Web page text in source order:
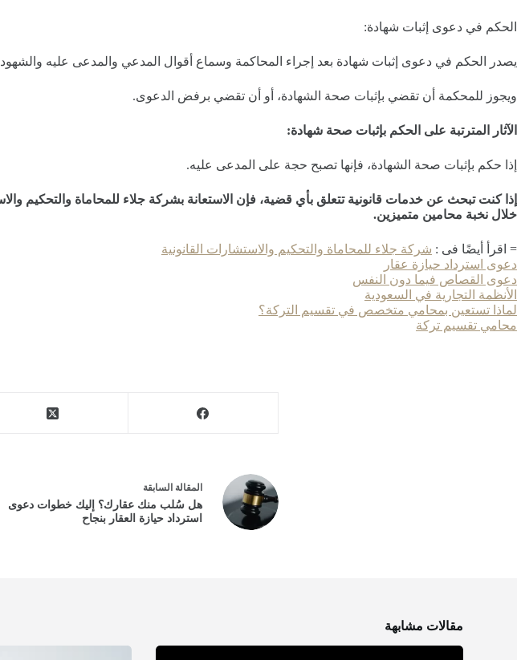
الحكم في دعوى إثبات شهادة:
يصدر الحكم في دعوى إثبات شهادة بعد إجراء المحاكمة وسماع أقوال المدعي والمدعى عليه
ويجوز للمحكمة أن تقضي بإثبات صحة الشهادة، أو أن تقضي برفض الدعوى.
الآثار المترتبة على الحكم بإثبات صحة شهادة:
إذا حكم بإثبات صحة الشهادة، فإنها تصبح حجة على المدعى عليه.
إذا كنت تبحث عن خدمات قانونية تتعلق بأي قضية، فإن الاستعانة بشركة جلاء للمحاماة والتحكيم
خلال نخبة محامين متميزين.
= اقرأ أيضًا فى : شركة جلاء للمحاماة والتحكيم والاستشارات القانونية
دعوى استرداد حيازة عقار
دعوى القصاص فيما دون النفس
الأنظمة التجارية في السعودية
لماذا تستعين بمحامي متخصص في تقسيم التركة؟
محامي تقسيم تركة
المقالة السابقة
هل سُلب منك عقارك؟ إليك خطوات دعوى
استرداد حيازة العقار بنجاح
مقالات مشابهة